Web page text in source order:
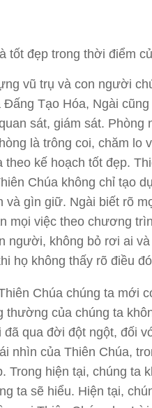
tốt đẹp trong thời điểm
vũ trụ và con người
Tạo Hóa, Ngài cũng
sát, giám sát. Phòng
là trông coi, chăm lo
kế hoạch tốt đẹp.
Chúa không chỉ tạo
và gìn giữ. Ngài biết rõ
mọi việc theo chương
người, không bỏ rơi ai
họ không thấy rõ điều
Chúa chúng ta mới
thường của chúng ta
qua đời đột ngột, đối
nhìn của Thiên Chúa,
Trong hiện tại, chúng ta
ta sẽ hiểu. Hiện tại,